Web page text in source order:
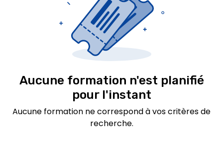
Aucune formation n'est planifié
pour l'instant
Aucune formation ne correspond à vos critères de
recherche.